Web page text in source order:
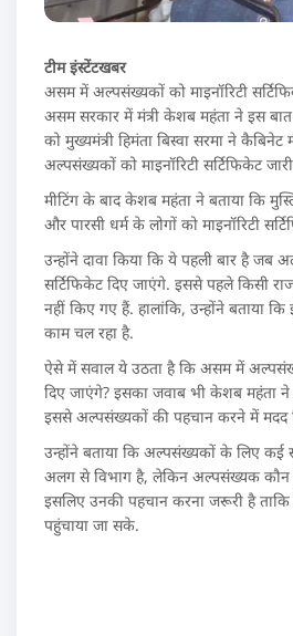
टीम इंस्टेंटखबर
असम में अल्पसंख्यकों को माइनॉरिटी
असम सरकार में मंत्री केशब महंता ने इस बात
को मुख्यमंत्री हिमंता बिस्वा सरमा ने कैबिनेट
अल्पसंख्यकों को माइनॉरिटी सर्टिफिकेट
मीटिंग के बाद केशब महंता ने बताया कि
और पारसी धर्म के लोगों को माइनॉरिटी
उन्होंने दावा किया कि ये पहली बार है
सर्टिफिकेट दिए जाएंगे. इससे पहले किसी
नहीं किए गए हैं. हालांकि, उन्होंने बताया
काम चल रहा है.
ऐसे में सवाल ये उठता है कि असम में
दिए जाएंगे? इसका जवाब भी केशब महंता ने
इससे अल्पसंख्यकों की पहचान करने में मदद
उन्होंने बताया कि अल्पसंख्यकों के लिए कई
अलग से विभाग है, लेकिन अल्पसंख्यक कौन
इसलिए उनकी पहचान करना जरूरी है
पहुंचाया जा सके.